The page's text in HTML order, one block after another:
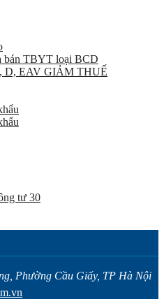
bán TBYT loại BCD
D, EAV GIẢM THUẾ
tư 30
Phường Cầu Giấy, TP Hà Nội